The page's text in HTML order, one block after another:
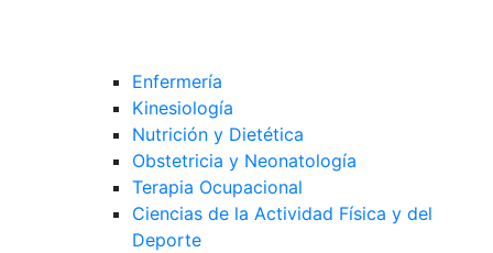
Enfermería
Kinesiología
Nutrición y Dietética
Obstetricia y Neonatología
Terapia Ocupacional
Ciencias de la Actividad Física y del
Deporte